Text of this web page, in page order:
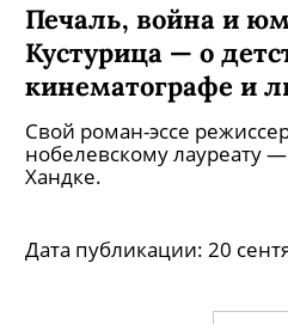
Печаль, война и
Кустурица — о
кинематографе и
Свой роман-эссе
нобелевскому лауреату
Хандке.
Дата публикации: 20